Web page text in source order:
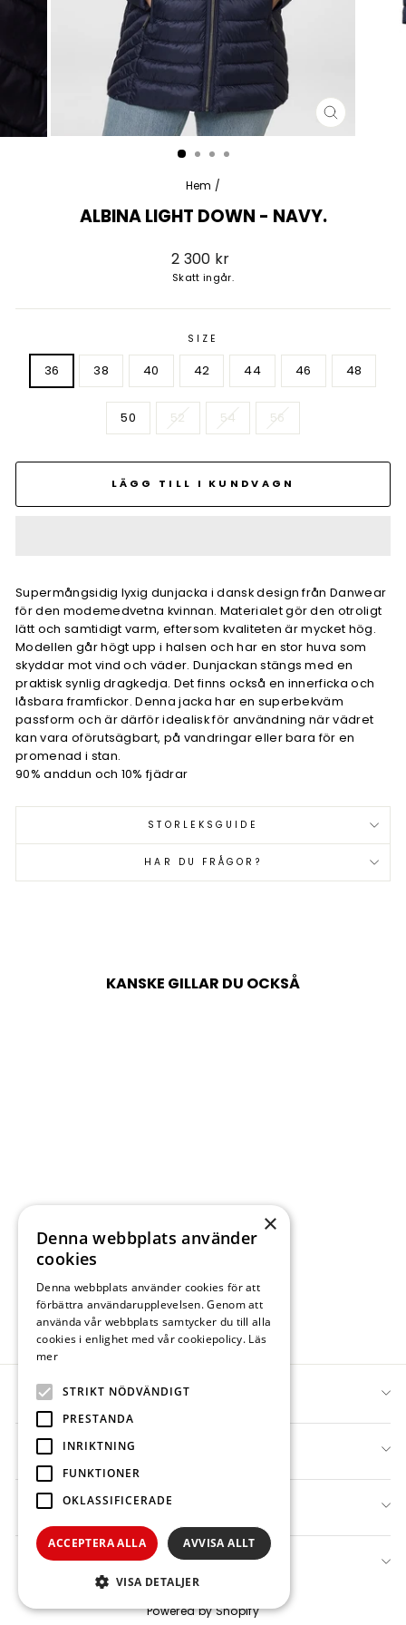
ANMÄL DIG TILL VÅRT NYHETSBREV
SKRIV
IN
PRENUMERERA
STÄNG
(ESC)
Hem /
ALBINA LIGHT DOWN - NAVY.
Vanligt
pris
2 300 kr
Skatt ingår.
SIZE
36 38 40 42 44 46 48
50 52 54 56
LÄGG TILL I KUNDVAGN
Supermångsidig lyxig dunjacka i dansk design från Danwear
för den modemedvetna kvinnan. Materialet gör den otroligt
lätt och samtidigt varm, eftersom kvaliteten är mycket hög.
Modellen går högt upp i halsen och har en stor huva som
skyddar mot vind och väder. Dunjackan stängs med en
praktisk synlig dragkedja. Det finns också en innerficka och
låsbara framfickor. Denna jacka har en superbekväm
passform och är därför idealisk för användning när vädret
kan vara oförutsägbart, på vandringar eller bara för en
promenad i stan.
90% anddun och 10% fjädrar
STORLEKSGUIDE
HAR DU FRÅGOR?
KANSKE GILLAR DU OCKSÅ
ALBINA LIGHT DOWN
- NAVY.
2 300 kr
På lager
DANWEAR
WEBSHOP
KUNDSERVICE
Powered by Shopify
×
Denna webbplats använder
cookies
Denna webbplats använder cookies för att
förbättra användarupplevelsen. Genom att
använda vår webbplats samtycker du till alla
cookies i enlighet med vår cookiepolicy. Läs
mer
STRIKT NÖDVÄNDIGT
PRESTANDA
INRIKTNING
FUNKTIONER
OKLASSIFICERADE
ACCEPTERA ALLA AVVISA ALLT
VISA DETALJER